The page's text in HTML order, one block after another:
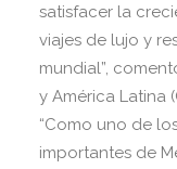
satisfacer la
viajes de lujo y
mundial”,
y América Latina
“Como uno de
importantes de